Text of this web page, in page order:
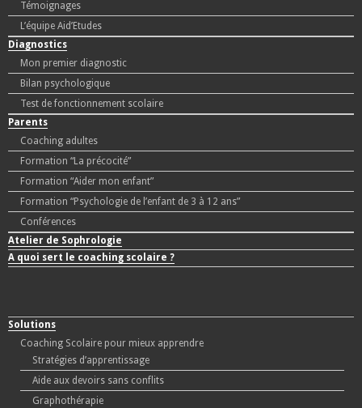
Témoignages
L’équipe Aid’Etudes
Diagnostics
Mon premier diagnostic
Bilan psychologique
Test de fonctionnement scolaire
Parents
Coaching adultes
Formation “La précocité”
Formation “Aider mon enfant”
Formation “Psychologie de l’enfant de 3 à 12 ans”
Conférences
Atelier de Sophrologie
A quoi sert le coaching scolaire ?
Solutions
Coaching Scolaire pour mieux apprendre
Stratégies d’apprentissage
Aide aux devoirs sans conflits
Graphothérapie